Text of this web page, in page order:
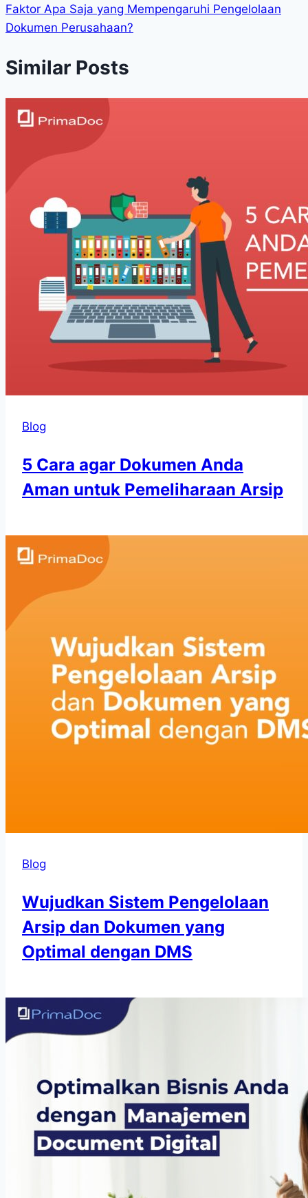
Faktor Apa Saja yang Mempengaruhi Pengelolaan
Dokumen Perusahaan?
Similar Posts
Blog
5 Cara agar Dokumen Anda
Aman untuk Pemeliharaan Arsip
Blog
Wujudkan Sistem Pengelolaan
Arsip dan Dokumen yang
Optimal dengan DMS